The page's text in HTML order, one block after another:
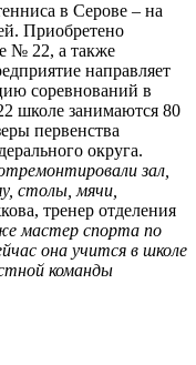
в Серове – на
Приобретено
№ 22, а также
направляет
соревнований в
школе занимаются 80
первенства
округа.
зал,
столы, мячи,
тренер отделения
мастер спорта по
она учится в школе
команды